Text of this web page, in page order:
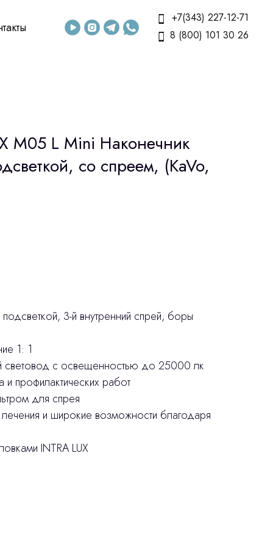
+7(343) 227-12-71
8 (800) 101 30 26
M05 L Mini Наконечник
со спреем, (KaVo,
3-й внутренний спрей, боры
1: 1
световод с освещенностью до 25000 лк
профилактических работ
для спрея
и широкие возможности благодаря
INTRA LUX